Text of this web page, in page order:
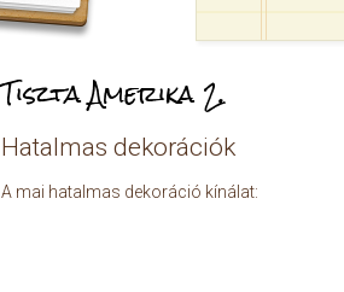
Tiszta Amerika 2.
Hatalmas dekorációk
A mai hatalmas dekoráció kínálat: